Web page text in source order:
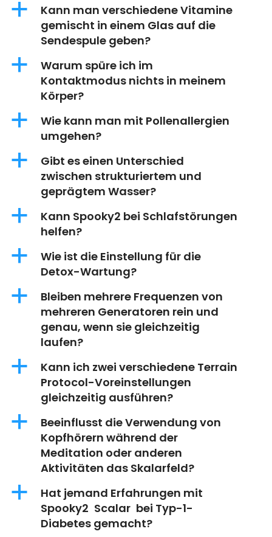
a
Kann man verschiedene Vitamine
gemischt in einem Glas auf die
Sendespule geben?
a
Warum spüre ich im
Kontaktmodus nichts in meinem
Körper?
a
Wie kann man mit Pollenallergien
umgehen?
a
Gibt es einen Unterschied
zwischen strukturiertem und
geprägtem Wasser?
a
Kann Spooky2 bei Schlafstörungen
helfen?
a
Wie ist die Einstellung für die
Detox-Wartung?
a
Bleiben mehrere Frequenzen von
mehreren Generatoren rein und
genau, wenn sie gleichzeitig
laufen?
a
Kann ich zwei verschiedene Terrain
Protocol-Voreinstellungen
gleichzeitig ausführen?
a
Beeinflusst die Verwendung von
Kopfhörern während der
Meditation oder anderen
Aktivitäten das Skalarfeld?
a
Hat jemand Erfahrungen mit
Spooky2 Scalar bei Typ-1-
Diabetes gemacht?